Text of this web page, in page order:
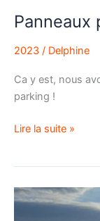
Panneaux
2023 / Delphine
Ca y est, nous
parking !
Lire la suite »
Résultats